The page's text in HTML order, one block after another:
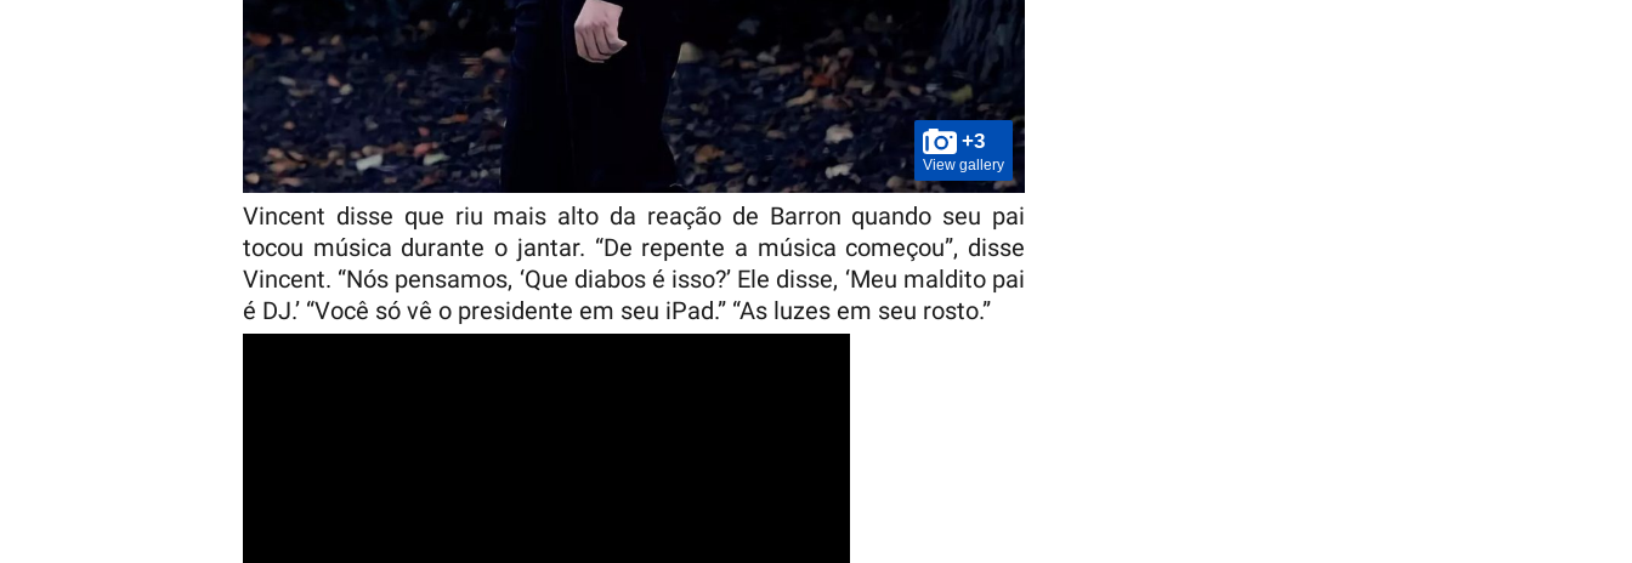
+3
View gallery
Vincent disse que riu mais alto da reação de Barron quando seu pai
tocou música durante o jantar. “De repente a música começou”, disse
Vincent. “Nós pensamos, ‘Que diabos é isso?’ Ele disse, ‘Meu maldito pai
é DJ.’ “Você só vê o presidente em seu iPad.” “As luzes em seu rosto.”